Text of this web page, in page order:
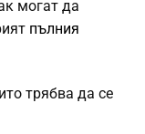
могат да
пълния
трябва да се